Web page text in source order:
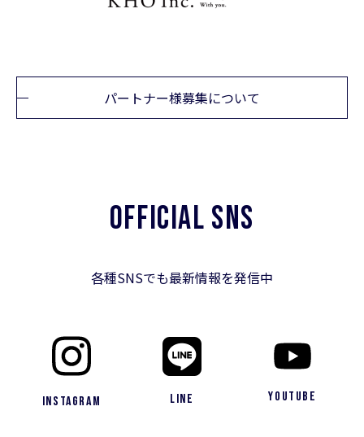
パートナー様募集について
OFFICIAL SNS
各種SNSでも最新情報を発信中
Instagram LINE YouTube